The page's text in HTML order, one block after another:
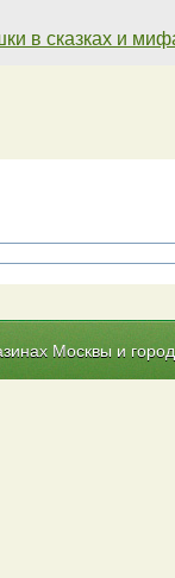
в сказках и
Москвы и